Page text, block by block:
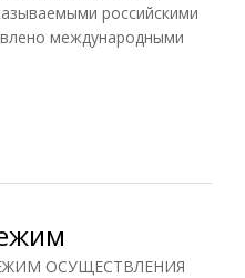
российскими
международными
ОСУЩЕСТВЛЕНИЯ